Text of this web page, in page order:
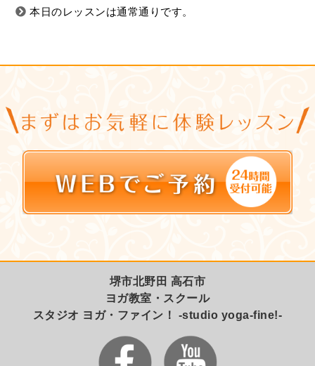
本日のレッスンは通常通りです。
堺市北野田 高石市
ヨガ教室・スクール
スタジオ ヨガ・ファイン！ -studio yoga-fine!-